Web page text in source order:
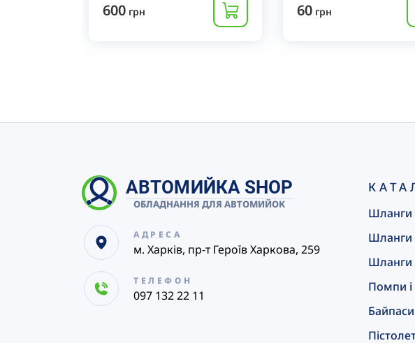
600 грн 60 грн
АВТОМИЙКА SHOP
ОБЛАДНАННЯ ДЛЯ АВТОМИЙОК
АДРЕСА
м. Харків, пр-т Героїв Харкова, 259
ТЕЛЕФОН
097 132 22 11
Шланги
Шланги
Шланги
Помпи